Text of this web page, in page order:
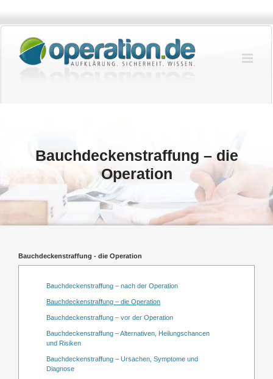
springen
Bauchdeckenstraffung – die
Operation
Bauchdeckenstraffung - die Operation
Bauchdeckenstraffung – nach der Operation
Bauchdeckenstraffung – die Operation
Bauchdeckenstraffung – vor der Operation
Bauchdeckenstraffung – Alternativen, Heilungschancen
und Risiken
Bauchdeckenstraffung – Ursachen, Symptome und
Diagnose